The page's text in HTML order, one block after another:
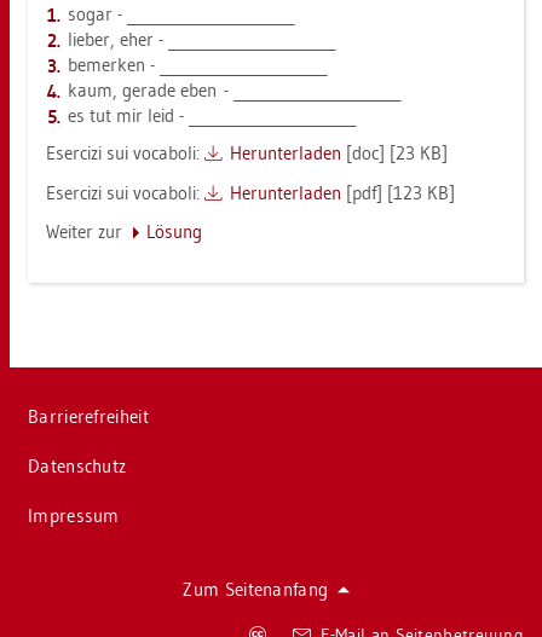
sogar - _______________________
lie­ber, eher - _______________________
be­mer­ken - _______________________
kaum, ge­ra­de eben - _______________________
es tut mir leid - _______________________
Eser­ci­zi sui vo­c­a­bo­li:
Her­un­ter­la­den [doc] [23 KB]
Eser­ci­zi sui vo­c­a­bo­li:
Her­un­ter­la­den [pdf] [123 KB]
Wei­ter zur
Lö­sung
Bar­rie­re­frei­heit
Da­ten­schutz
Im­pres­sum
Zum Sei­ten­an­fang